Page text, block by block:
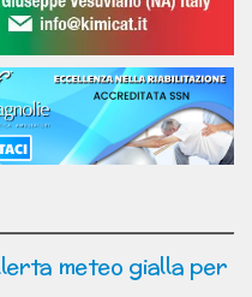
meteo gialla per